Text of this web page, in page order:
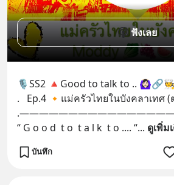
ฟังเลย
🎙SS2 🔺Good to talk to ..
.   Ep.4 🔸แม่ครัวไทยในบังคลาเทศ
“ G o o d  t o  t a l k  t o .... “... ดูเพิ่ม
บันทึก